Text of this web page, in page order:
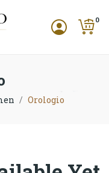
0
Orologio